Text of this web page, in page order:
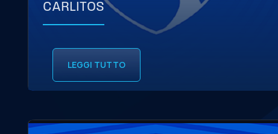
CARLITOS
LEGGI TUTTO